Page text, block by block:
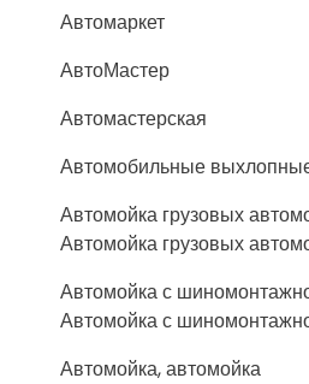
Автомаркет
АвтоМастер
Автомастерская
Автомобильные
Автомойка грузовых
Автомойка грузовых
Автомойка с
Автомойка с
Автомойка, автомойка